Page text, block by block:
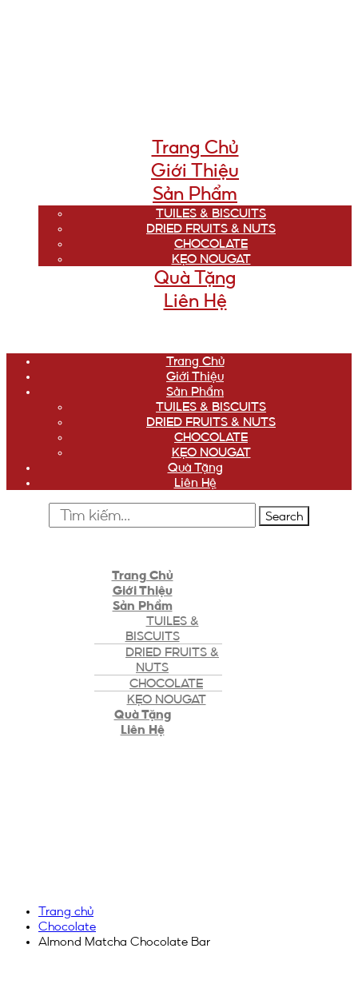
Trang Chủ
Giới Thiệu
Sản Phẩm
TUILES & BISCUITS
DRIED FRUITS & NUTS
CHOCOLATE
KẸO NOUGAT
Quà Tặng
Liên Hệ
Trang Chủ
Giới Thiệu
Sản Phẩm
TUILES & BISCUITS
DRIED FRUITS & NUTS
CHOCOLATE
KẸO NOUGAT
Quà Tặng
Liên Hệ
Search
Trang Chủ
Giới Thiệu
Sản Phẩm
TUILES &
BISCUITS
DRIED FRUITS &
NUTS
CHOCOLATE
KẸO NOUGAT
Quà Tặng
Liên Hệ
Trang chủ
Chocolate
Almond Matcha Chocolate Bar